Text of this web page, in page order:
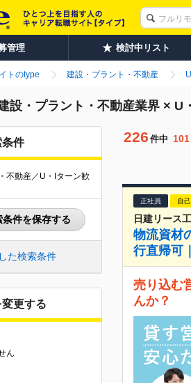
管理 検討中リスト
トのtype 建設・プラント・不動産
設・プラント・不動産業界 × U
件
不動産／U・Iターン歓
条件を保存する
た検索条件
更する
ん
226 件中
正社員 自
日建リース
物流資材
行直帰可
売り込む
んか？